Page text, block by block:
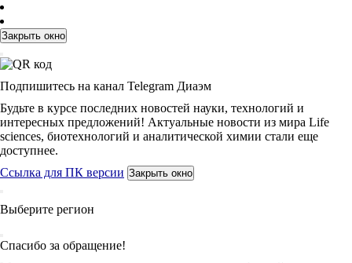
Закрыть окно
Подпишитесь на канал Telegram Диаэм
Будьте в курсе последних новостей науки, технологий и
интересных предложений! Актуальные новости из мира Life
sciences, биотехнологий и аналитической химии стали еще
доступнее.
Ссылка для ПК версии Закрыть окно
Выберите регион
Спасибо за обращение!